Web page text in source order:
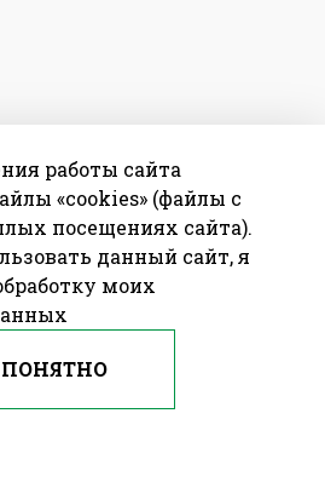
работы сайта
«cookies» (файлы с
посещениях сайта).
данный сайт, я
моих
ПОНЯТНО